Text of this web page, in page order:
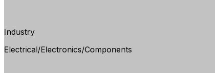
Industry
Electrical/Electronics/Components